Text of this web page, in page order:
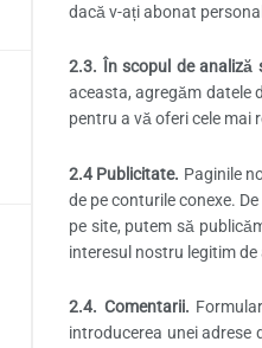
dacă v-ați abonat
2.3. În scopul de analiză
aceasta, agregăm datele
pentru a vă oferi cele mai
2.4 Publicitate. Paginile
de pe conturile conexe.
pe site, putem să
interesul nostru legitim
2.4. Comentarii.
introducerea unei adrese